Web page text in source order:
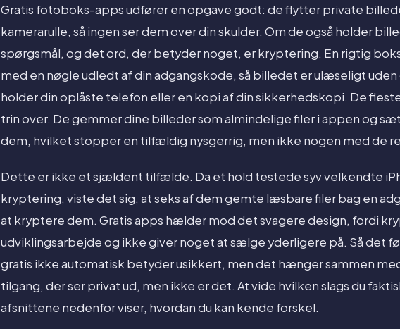
Gratis fotoboks-apps udfører en opgave godt: de flytter private
kamerarulle, så ingen ser dem over din skulder. Om de også holder
spørgsmål, og det ord, der betyder noget, er kryptering. En rigtig
med en nøgle udledt af din adgangskode, så billedet er ulæseligt
holder din oplåste telefon eller en kopi af din sikkerhedskopi. De
trin over. De gemmer dine billeder som almindelige filer i appen og
dem, hvilket stopper en tilfældig nysgerrig, men ikke nogen med de
Dette er ikke et sjældent tilfælde. Da et hold testede syv velkendte
kryptering, viste det sig, at seks af dem gemte læsbare filer bag en
at kryptere dem. Gratis apps hælder mod det svagere design, fordi
udviklingsarbejde og ikke giver noget at sælge yderligere på. Så det
gratis ikke automatisk betyder usikkert, men det hænger sammen
tilgang, der ser privat ud, men ikke er det. At vide hvilken slags du
afsnittene nedenfor viser, hvordan du kan kende forskel.